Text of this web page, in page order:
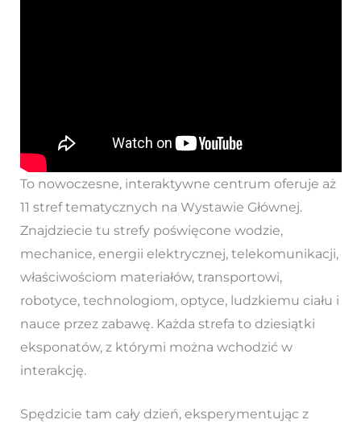
To nowoczesne, interaktywne centrum oferuje aż
11 stref tematycznych na Wystawie Głównej.
Znajdziecie tu strefy poświęcone wodzie,
mechanice, energii elektrycznej, telekomunikacji,
właściwościom materiałów, transportowi,
robotyce, technologiom, optyce, ludzkiemu ciału i
nauce przez zabawę. Każda strefa to dziesiątki
eksponatów, z którymi można wchodzić w
interakcję.
Spędzicie tam cały dzień, eksperymentując z